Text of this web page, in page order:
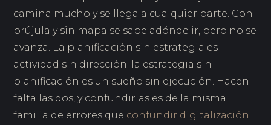
camina mucho y se llega a cualquier parte. Con
brújula y sin mapa se sabe adónde ir, pero no se
avanza. La planificación sin estrategia es
actividad sin dirección; la estrategia sin
planificación es un sueño sin ejecución. Hacen
falta las dos, y confundirlas es de la misma
familia de errores que confundir digitalización